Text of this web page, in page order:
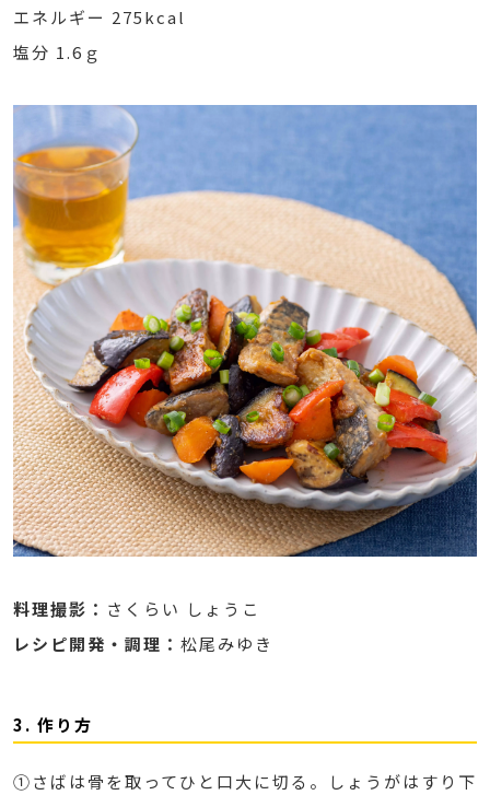
エネルギー 275kcal
塩分 1.6ｇ
料理撮影： さくらい しょうこ
レシピ開発・調理： 松尾みゆき
3. 作り方
①さばは骨を取ってひと口大に切る。しょうがはすり下